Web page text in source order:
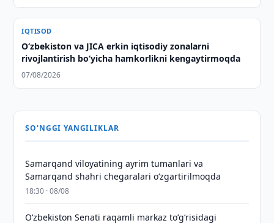
IQTISOD
Oʻzbekiston va JICA erkin iqtisodiy zonalarni
rivojlantirish boʻyicha hamkorlikni kengaytirmoqda
07/08/2026
SO'NGGI YANGILIKLAR
Samarqand viloyatining ayrim tumanlari va
Samarqand shahri chegaralari oʻzgartirilmoqda
18:30 · 08/08
Oʻzbekiston Senati raqamli markaz toʻgʻrisidagi